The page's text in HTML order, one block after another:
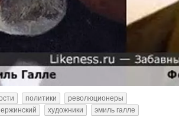
политики
революционеры
художники
эмиль галле